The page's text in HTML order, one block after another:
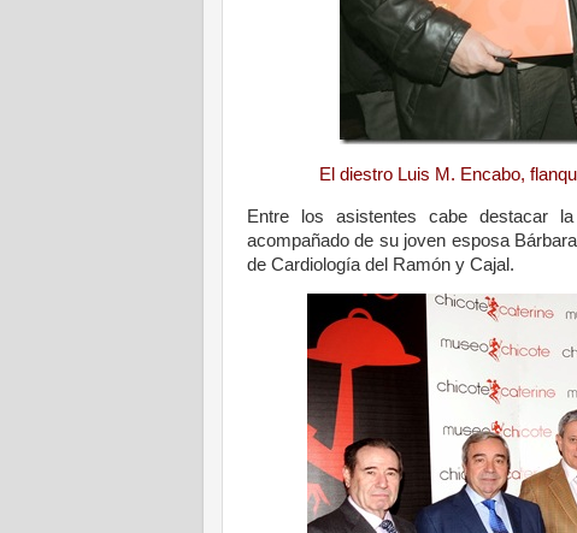
El diestro Luis M. Encabo,
Entre los asistentes cabe destacar
acompañado de su joven esposa
de Cardiología del Ramón y Cajal.